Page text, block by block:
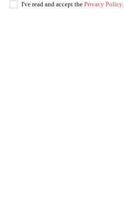
I've read and accept the Privacy Policy.